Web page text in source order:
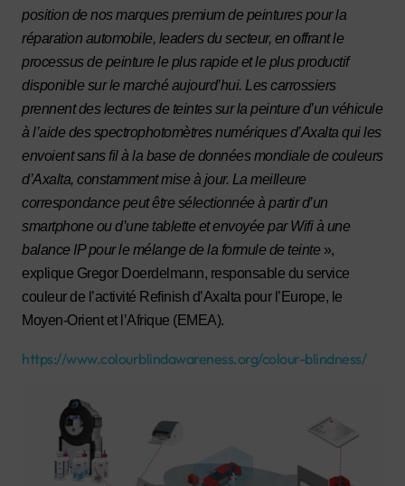
position de nos marques premium de peintures pour la
réparation automobile, leaders du secteur, en offrant le
processus de peinture le plus rapide et le plus productif
disponible sur le marché aujourd’hui. Les carrossiers
prennent des lectures de teintes sur la peinture d’un véhicule
à l’aide des spectrophotomètres numériques d’Axalta qui les
envoient sans fil à la base de données mondiale de couleurs
d’Axalta, constamment mise à jour. La meilleure
correspondance peut être sélectionnée à partir d’un
smartphone ou d’une tablette et envoyée par Wifi à une
balance IP pour le mélange de la formule de teinte »,
explique Gregor Doerdelmann, responsable du service
couleur de l’activité Refinish d’Axalta pour l’Europe, le
Moyen-Orient et l’Afrique (EMEA).
https://www.colourblindawareness.org/colour-blindness/